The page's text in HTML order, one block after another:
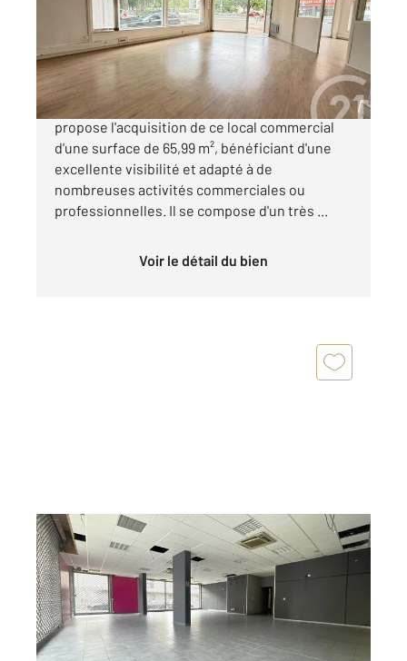
à vendre
123 500 €
DUNKERQUE Votre agence Century 21 vous
propose l'acquisition de ce local commercial
d'une surface de 65,99 m², bénéficiant d'une
excellente visibilité et adapté à de
nombreuses activités commerciales ou
professionnelles. Il se compose d'un très ...
Voir le détail du bien
DUNKERQUE 59
266 m2
Ref : 9128
à vendre
283 500 €